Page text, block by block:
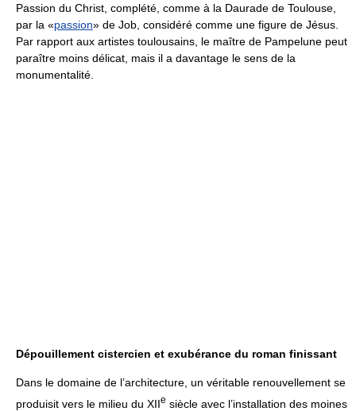
Passion du Christ, complété, comme à la Daurade de Toulouse,
par la «passion» de Job, considéré comme une figure de Jésus.
Par rapport aux artistes toulousains, le maître de Pampelune peut
paraître moins délicat, mais il a davantage le sens de la
monumentalité.
Dépouillement cistercien et exubérance du roman finissant
Dans le domaine de l’architecture, un véritable renouvellement se
produisit vers le milieu du XIIe siècle avec l’installation des moines